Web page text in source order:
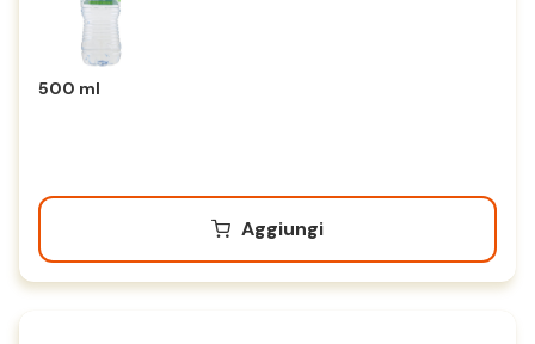
500 ml
Aggiungi